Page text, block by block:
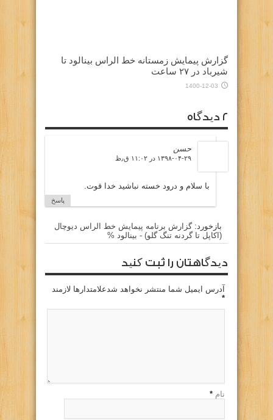
گزارش پیمایش زمستانه خط الراس بینالود تا
شیرباد در ۲۷ ساعت
1400-12-03
۲ دیدگاه
حسن
۱۳۹۸-۰۴-۲۹ در ۱۱:۰۲ ق٫ظ
با سلام و درود خسته نباشید خدا قوت.
پاسخ
بازخورد:گزارش برنامه پيمايش خط الراس ديوچال
(اكاپل تا گردنه تنگ گلو) - بينالود %
دیدگاهتان را ثبت کنید
آدرس ایمیل شما منتشر نخواهد شدعلامتدارها لازمند
*
نام *